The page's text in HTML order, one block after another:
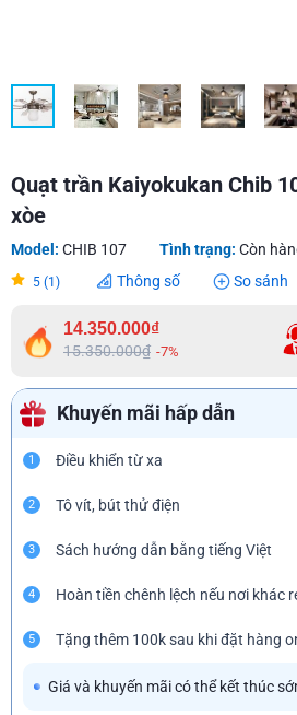
Quạt trần Kaiyokukan Chib
xòe
Model: CHIB 107 Tình trạng: Còn
5 (1) Thông số So sánh
14.350.000₫
15.350.000₫ -7%
Khuyến mãi hấp dẫn
1 Điều khiển từ xa
2 Tô vít, bút thử điện
3 Sách hướng dẫn bằng tiếng Việt
4 Hoàn tiền chênh lệch nếu nơi khác
5 Tặng thêm 100k sau khi đặt hàng
Giá và khuyến mãi có thể kết thúc